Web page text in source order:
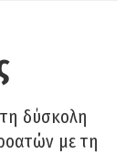
δύσκολη
με τη